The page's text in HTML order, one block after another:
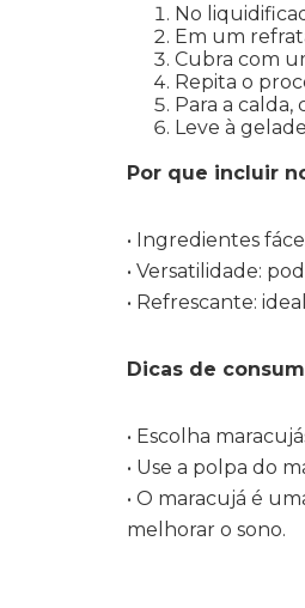
No
Em um
Cubra com
Repita o
Para a
Leve à
Por que incluir
• Ingredientes
• Versatilidade:
• Refrescante:
Dicas de
• Escolha
• Use a polpa do
•O maracujá é
melhorar o sono.